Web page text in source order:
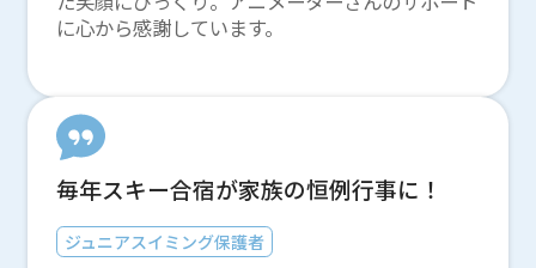
に心から感謝しています。
毎年スキー合宿が家族の恒例行事に！
ジュニアスイミング保護者